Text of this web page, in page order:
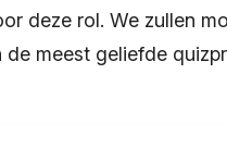
deze rol. We zullen
de meest geliefde